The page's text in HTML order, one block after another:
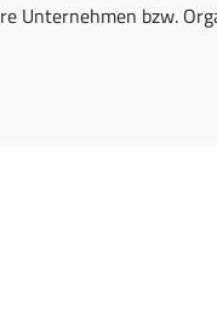
Unternehmen bzw.